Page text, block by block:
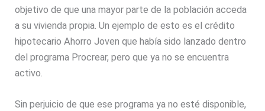
objetivo de que una mayor parte de la población acceda
a su vivienda propia. Un ejemplo de esto es el crédito
hipotecario Ahorro Joven que había sido lanzado dentro
del programa Procrear, pero que ya no se encuentra
activo.
Sin perjuicio de que ese programa ya no esté disponible,